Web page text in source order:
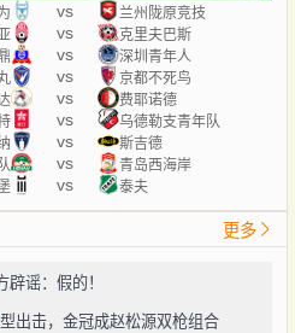
vs
兰州陇原竞技
vs
克里夫巴斯
vs
深圳青年人
vs
京都不死鸟
vs
费耶诺德
vs
乌德勒支青年队
vs
斯吉德
vs
青岛西海岸
vs 泰夫
更多
谣：假的！
出击，金冠成赵松源双枪组合